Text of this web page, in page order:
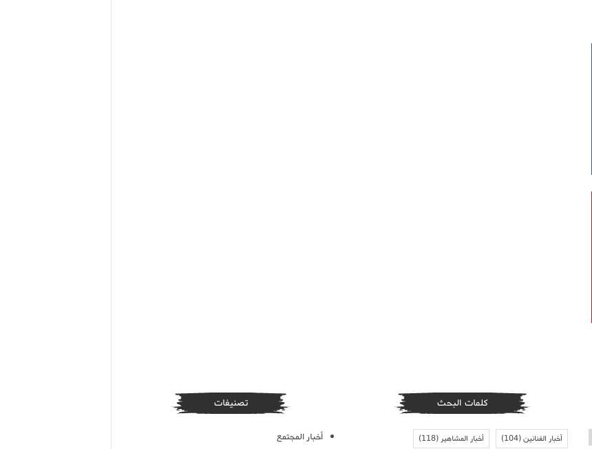
كلمات البحث
أخبار الفنانين(104) أخبار المشاهير(118)
تصنيفات
أخبار المجتمع